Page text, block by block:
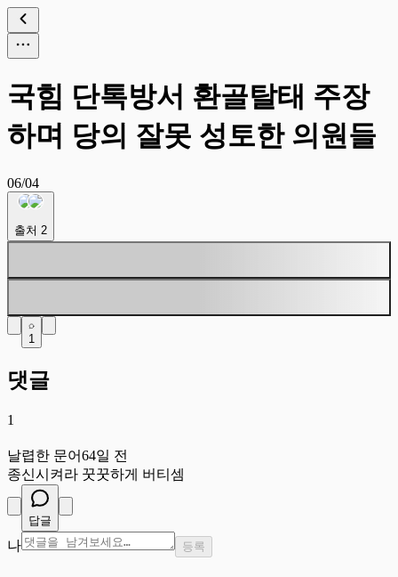
국힘 단톡방서 환골탈태 주장
하며 당의 잘못 성토한 의원들
06/04
출처 2
1
댓글
1
날렵한 문어64일 전
종신시켜라 꿋꿋하게 버티셈
답글
나 등록